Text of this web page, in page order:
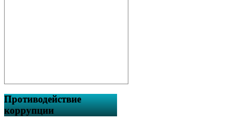
Противодействие
коррупции